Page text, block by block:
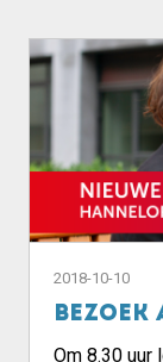
2018-10-10
Bezoek
Om 8.30 uur